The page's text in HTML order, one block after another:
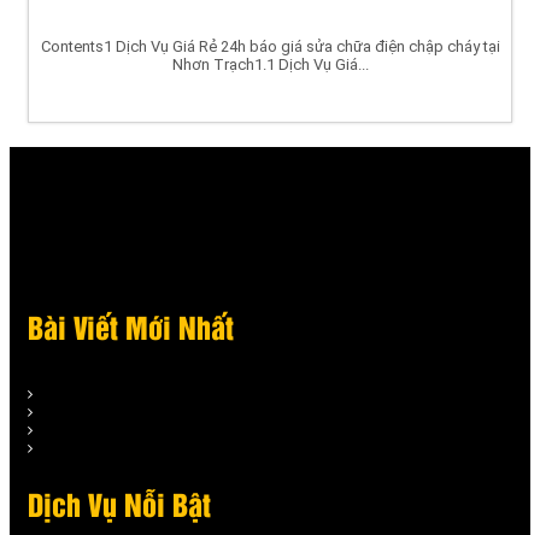
Contents1 Dịch Vụ Giá Rẻ 24h báo giá sửa chữa điện chập cháy tại
Nhơn Trạch1.1 Dịch Vụ Giá...
Bài Viết Mới Nhất
Dịch Vụ Nỗi Bật